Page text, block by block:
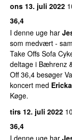
ons 13. juli 2022
36,4
I denne uge har
som medvært -
Take Offs Sofa
deltage i Bæhrenz
Off 36,4 besøger
koncert med
Køge.
tirs 12. juli 2022
36,4